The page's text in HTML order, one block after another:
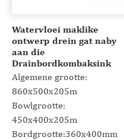
Watervloei maklike
ontwerp drein gat naby
aan die
Drainbordkombaksink
Algemene grootte:
860x500x205m
Bowlgrootte:
450x400x205m
Bordgrootte:360x400mm